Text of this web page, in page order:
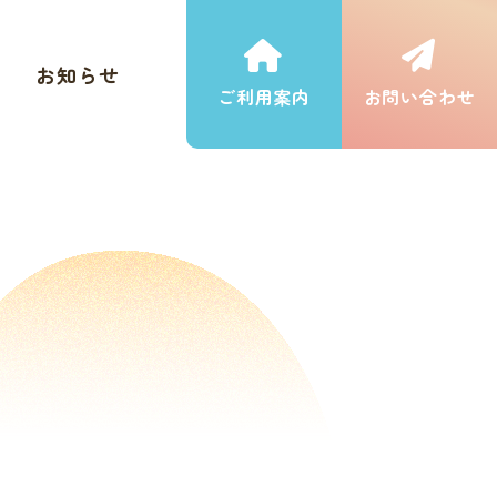
お知らせ
ご利用案内 お問い合わせ